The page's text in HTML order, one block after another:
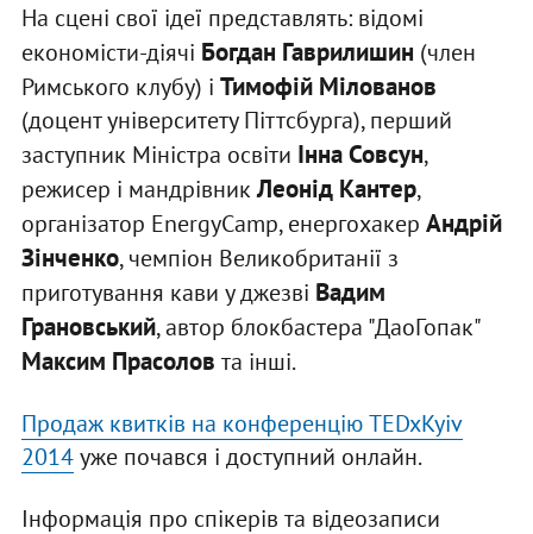
На сцені свої ідеї представлять: відомі
економісти-діячі Богдан Гаврилишин (член
Римського клубу) і Тимофій Мілованов
(доцент університету Піттсбурга), перший
заступник Міністра освіти Інна Совсун,
режисер і мандрівникЛеонід Кантер,
організатор EnergyCamp, енергохакер Андрій
Зінченко, чемпіон Великобританії з
приготування кави у джезві Вадим
Грановський, автор блокбастера "ДаоГопак"
Максим Прасолов та інші.
Продаж квитків на конференцію TEDxKyiv
2014уже почався і доступний онлайн.
Інформація про спікерів та відеозаписи